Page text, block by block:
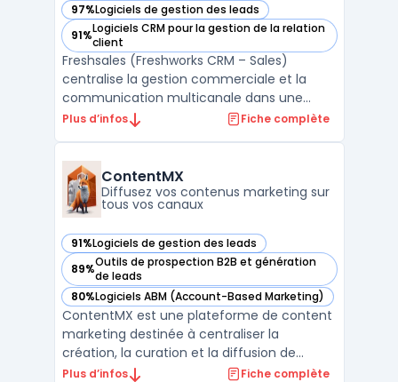
97%Logiciels de gestion des leads
— voir Freshsales (Freshworks CRM – Sales) dans cette
91%Logiciels CRM pour la gestion de la relation
client
— voir Freshsales (Freshworks CRM – Sales) dans cette
Freshsales (Freshworks CRM – Sales)
centralise la gestion commerciale et la
communication multicanale dans une
interface organisée pour les équipes de
pipeline commercial jusqu’au suivi avancé
des remontées clients, s’ad ...
Plus d’infos Fiche complète
ContentMX
Diffusez vos contenus marketing sur
tous vos canaux
91%Logiciels de gestion des leads
— voir ContentMX dans cette catégorie
89%Outils de prospection B2B et génération
de leads
— voir ContentMX dans cette catégorie
80%Logiciels ABM (Account-Based Marketing)
— voir ContentMX dans cette catégorie
ContentMX est une plateforme de content
marketing destinée à centraliser la
création, la curation et la diffusion de
contenus dans un contexte de réseaux de
Plus d’infos Fiche complète